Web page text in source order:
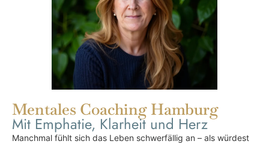
Mentales Coaching Hamburg
Mit Emphatie, Klarheit und Herz
Manchmal fühlt sich das Leben schwerfällig an – als würdest